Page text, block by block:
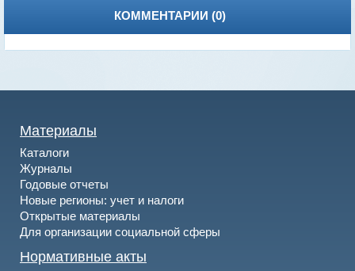
КОММЕНТАРИИ (0)
Материалы
Каталоги
Журналы
Годовые отчеты
Новые регионы: учет и налоги
Открытые материалы
Для организации социальной сферы
Нормативные акты